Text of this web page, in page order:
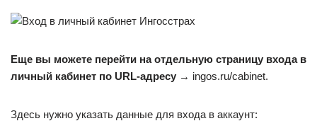
Еще вы можете перейти на отдельную страницу входа в
личный кабинет по URL-адресу → ingos.ru/cabinet.
Здесь нужно указать данные для входа в аккаунт: